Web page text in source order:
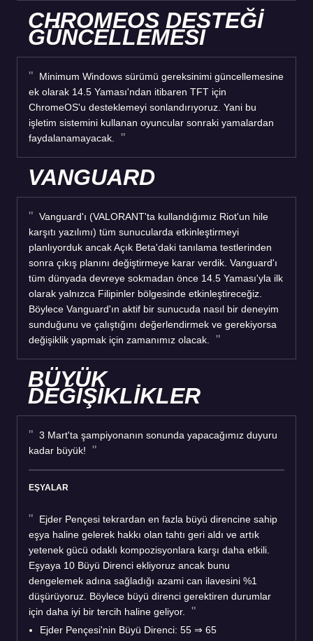
CHROMEOS DESTEĞİ
GÜNCELLEMESİ
Minimum Windows sürümü gereksinimi güncellemesine
ek olarak 14.5 Yaması'ndan itibaren TFT için
ChromeOS'u desteklemeyi sonlandırıyoruz. Yani bu
işletim sistemini kullanan oyuncular sonraki yamalardan
faydalanamayacak.
VANGUARD
Vanguard'ı (VALORANT'ta kullandığımız Riot'un hile
karşıtı yazılımı) tüm sunucularda etkinleştirmeyi
planlıyorduk ancak Açık Beta'daki tanılama testlerinden
sonra çıkış planını değiştirmeye karar verdik. Vanguard'ı
tüm dünyada devreye sokmadan önce 14.5 Yaması'yla ilk
olarak yalnızca Filipinler bölgesinde etkinleştireceğiz.
Böylece Vanguard'ın aktif bir sunucuda nasıl bir deneyim
sunduğunu ve çalıştığını değerlendirmek ve gerekiyorsa
değişiklik yapmak için zamanımız olacak.
BÜYÜK
DEĞİŞİKLİKLER
3 Mart'ta şampiyonanın sonunda yapacağımız duyuru
kadar büyük!
EŞYALAR
Ejder Pençesi tekrardan en fazla büyü direncine sahip
eşya haline gelerek hakkı olan tahtı geri aldı ve artık
yetenek gücü odaklı kompozisyonlara karşı daha etkili.
Eşyaya 10 Büyü Direnci ekliyoruz ancak bunu
dengelemek adına sağladığı azami can ilavesini %1
düşürüyoruz. Böylece büyü direnci gerektiren durumlar
için daha iyi bir tercih haline geliyor.
Ejder Pençesi'nin Büyü Direnci: 55 ⇒ 65